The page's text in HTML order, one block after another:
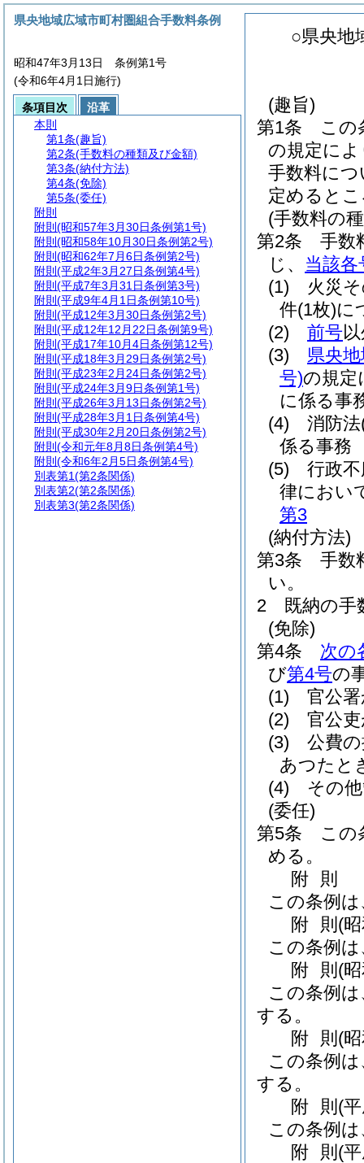
○県央地
(趣旨)
第1条
この
の規定に
手数料に
定めると
(手数料の
第2条
手数
じ、 当該各
(1)
火災
件(1枚)に
(2)
前号
(3)
県央
号)の規定
に係る
(4)
消防法
係る事
(5)
行政
律におい
第3
(納付方法)
第3条
手数
い。
2
既納の手
(免除)
第4条
次の
び第4号の
(1)
官公
(2)
官公
(3)
公費
あつたと
(4)
その
(委任)
第5条
この
める。
附 則
この条例
附 則 (
この条例
附 則 (
この条例
する。
附 則 (
この条例
する。
附 則 (
この条例
附 則 (
県央地域広域市町村圏組合手数料条例
昭和47年3月13日 条例第1号
(令和6年4月1日施行)
条項目次
沿革
本則
第1条(趣旨)
第2条(手数料の種類及び金額)
第3条(納付方法)
第4条(免除)
第5条(委任)
附則
附則 (昭和57年3月30日条例第1号)
附則 (昭和58年10月30日条例第2号)
附則 (昭和62年7月6日条例第2号)
附則 (平成2年3月27日条例第4号)
附則 (平成7年3月31日条例第3号)
附則 (平成9年4月1日条例第10号)
附則 (平成12年3月30日条例第2号)
附則 (平成12年12月22日条例第9号)
附則 (平成17年10月4日条例第12号)
附則 (平成18年3月29日条例第2号)
附則 (平成23年2月24日条例第2号)
附則 (平成24年3月9日条例第1号)
附則 (平成26年3月13日条例第2号)
附則 (平成28年3月1日条例第4号)
附則 (平成30年2月20日条例第2号)
附則 (令和元年8月8日条例第4号)
附則 (令和6年2月5日条例第4号)
別表第1(第2条関係)
別表第2(第2条関係)
別表第3(第2条関係)